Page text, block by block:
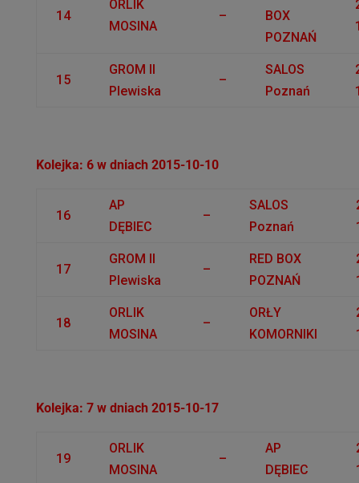
14
ORLIK
MOSINA
–
BOX
POZNAŃ
15
GROM II
Plewiska
–
SALOS
Poznań
Kolejka: 6 w dniach 2015-10-10
16
AP
DĘBIEC
–
SALOS
Poznań
17
GROM II
Plewiska
–
RED BOX
POZNAŃ
18
ORLIK
MOSINA
–
ORŁY
KOMORNIKI
Kolejka: 7 w dniach 2015-10-17
19
ORLIK
MOSINA
–
AP
DĘBIEC